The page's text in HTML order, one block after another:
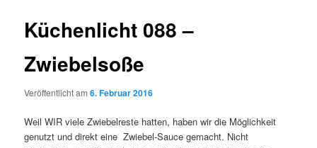
Küchenlicht 088 –
Zwiebelsoße
Veröffentlicht am6. Februar 2016
Weil WIR viele Zwiebelreste hatten, haben wir die Möglichkeit
genutzt und direkt eine Zwiebel-Sauce gemacht. Nicht